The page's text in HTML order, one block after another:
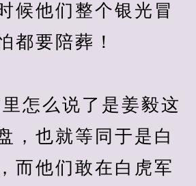
候他们整个银光冒
都要陪葬！
么说了是姜毅这
，也就等同于是白
而他们敢在白虎军